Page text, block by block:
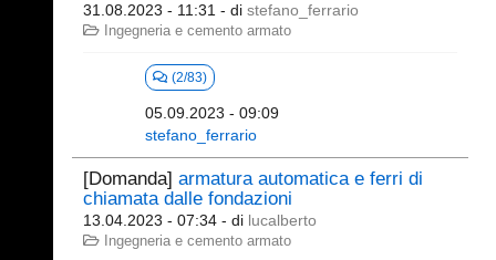
31.08.2023 - 11:31 - di stefano_ferrario
Ingegneria e cemento armato
(2/83)
05.09.2023 - 09:09
stefano_ferrario
[Domanda] armatura automatica e ferri di
chiamata dalle fondazioni
13.04.2023 - 07:34 - di lucalberto
Ingegneria e cemento armato